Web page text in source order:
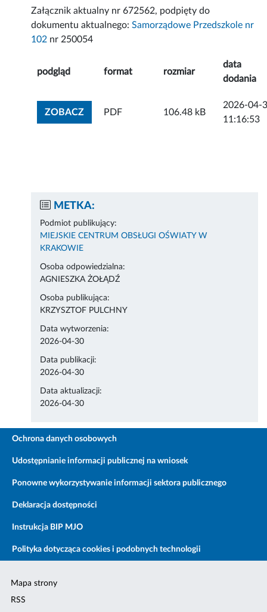
Załącznik aktualny nr 672562, podpięty do
dokumentu aktualnego:Samorządowe Przedszkole nr
102 nr 250054
podgląd format rozmiar
data
dodania
ZOBACZZOBACZ ZAŁĄCZNIK
PDF 106.48 kB
2026-04-
11:16:53
METKA:
Podmiot publikujący:
MIEJSKIE CENTRUM OBSŁUGI OŚWIATY W
KRAKOWIE
Osoba odpowiedzialna:
AGNIESZKA ŻOŁĄDŹ
Osoba publikująca:
KRZYSZTOF PULCHNY
Data wytworzenia:
2026-04-30
Data publikacji:
2026-04-30
Data aktualizacji:
2026-04-30
Ochrona danych osobowych
Udostępnianie informacji publicznej na wniosek
Ponowne wykorzystywanie informacji sektora publicznego
Deklaracja dostępności
Instrukcja BIP MJO
Polityka dotycząca cookies i podobnych technologii
Mapa strony
RSS